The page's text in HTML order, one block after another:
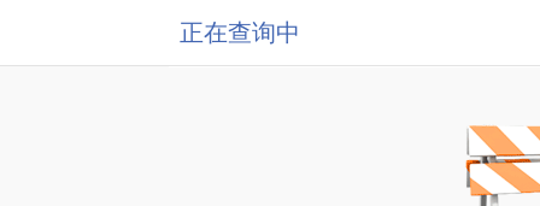
正在查询中